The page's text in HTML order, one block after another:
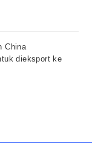
China
dieksport ke